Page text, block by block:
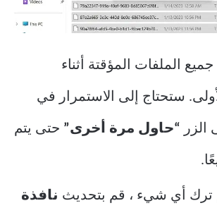
الملفات المؤقتة أثناء
ستحتاج إلى الاستمرار في
“حاول مرة أخرى” حتى يتم
ترك أي شيء ، قم بتحديث نافذة